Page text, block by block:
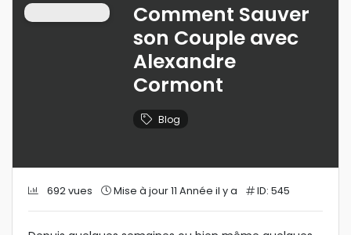
Comment Sauver
son Couple avec
Alexandre
Cormont
Blog
692 vues Mise à jour 11 Année il y a ID: 545